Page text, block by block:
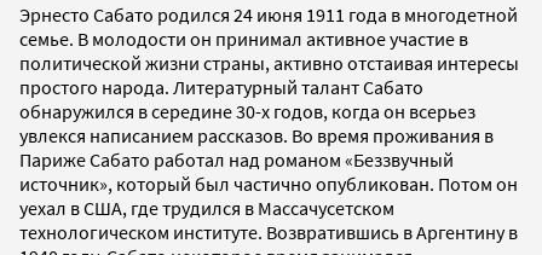
Эрнесто Сабато родился 24 июня 1911 года в многодетной
семье. В молодости он принимал активное участие в
политической жизни страны, активно отстаивая интересы
простого народа. Литературный талант Сабато
обнаружился в середине 30-х годов, когда он всерьез
увлекся написанием рассказов. Во время проживания в
Париже Сабато работал над романом «Беззвучный
источник», который был частично опубликован. Потом он
уехал в США, где трудился в Массачусетском
технологическом институте. Возвратившись в Аргентину в